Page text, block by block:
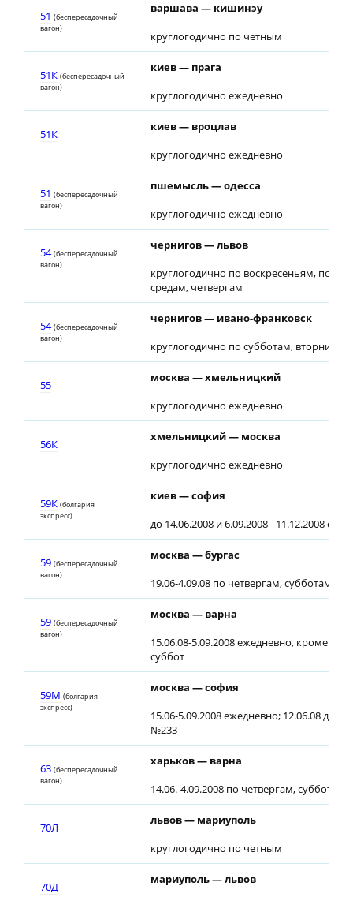
51 (беспересадочный
вагон)
варшава — кишинэу
круглогодично по четным
51К (беспересадочный
вагон)
киев — прага
круглогодично ежедневно
51К
киев — вроцлав
круглогодично ежедневно
51 (беспересадочный
вагон)
пшемысль — одесса
круглогодично ежедневно
54 (беспересадочный
вагон)
чернигов — львов
круглогодично по воскресеньям,
средам, четвергам
54 (беспересадочный
вагон)
чернигов — ивано-франковск
круглогодично по субботам,
55
москва — хмельницкий
круглогодично ежедневно
56К
хмельницкий — москва
круглогодично ежедневно
59К (болгария
экспресс)
киев — софия
до 14.06.2008 и 6.09.2008 - 11.12.2008
59 (беспересадочный
вагон)
москва — бургас
19.06-4.09.08 по четвергам, субботам
59 (беспересадочный
вагон)
москва — варна
15.06.08-5.09.2008 ежедневно, кроме
суббот
59М (болгария
экспресс)
москва — софия
15.06-5.09.2008 ежедневно; 12.06.08 до
№233
63 (беспересадочный
вагон)
харьков — варна
14.06.-4.09.2008 по четвергам, субботам
70Л
львов — мариуполь
круглогодично по четным
70Д
мариуполь — львов